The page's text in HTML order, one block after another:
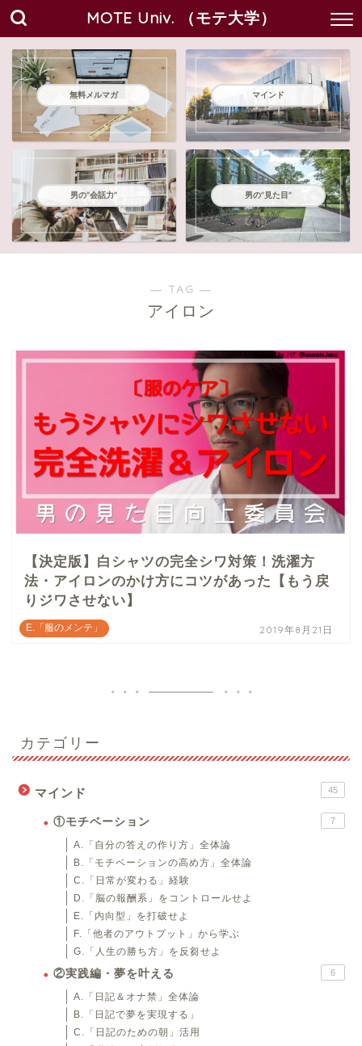
MOTE Univ. （モテ大学）
無料メルマガ マインド
男の"会話力" 男の"見た目"
― TAG ―
アイロン
E.「服のメンテ」
【決定版】白シャツの完全シワ対策！洗濯方
法・アイロンのかけ方にコツがあった【もう戻
りジワさせない】
2019年8月21日
カテゴリー
マインド 45
①モチベーション 7
A.「自分の答えの作り方」全体論
B.「モチベーションの高め方」全体論
C.「日常が変わる」経験
D.「脳の報酬系」をコントロールせよ
E.「内向型」を打破せよ
F.「他者のアウトプット」から学ぶ
G.「人生の勝ち方」を反芻せよ
②実践編・夢を叶える 6
A.「日記＆オナ禁」全体論
B.「日記で夢を実現する」
C.「日記のための朝」活用